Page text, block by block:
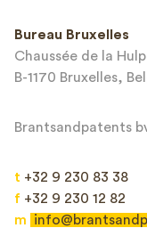
Message*
Bureau Bruxelles
Chaussée de la
B-1170 Bruxelles,
Brantsandpatents
t +32 9 230 83 38
f +32 9 230 12 82
m